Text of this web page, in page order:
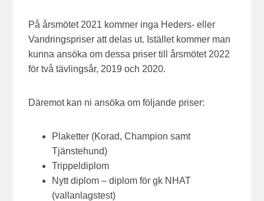
På årsmötet 2021 kommer inga Heders- eller
Vandringspriser att delas ut. Istället kommer man
kunna ansöka om dessa priser till årsmötet 2022
för två tävlingsår, 2019 och 2020.
Däremot kan ni ansöka om följande priser:
Plaketter (Korad, Champion samt
Tjänstehund)
Trippeldiplom
Nytt diplom – diplom för gk NHAT
(vallanlagstest)